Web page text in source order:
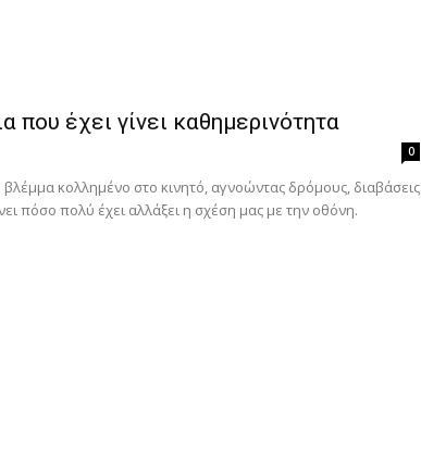
που έχει γίνει καθημερινότητα
0
κολλημένο στο κινητό, αγνοώντας δρόμους, διαβάσεις
πόσο πολύ έχει αλλάξει η σχέση μας με την οθόνη.